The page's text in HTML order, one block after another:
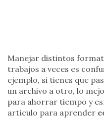
Manejar distintos
trabajos a veces es
ejemplo, si tienes que
un archivo a otro, lo
para ahorrar tiempo y
artículo para aprender